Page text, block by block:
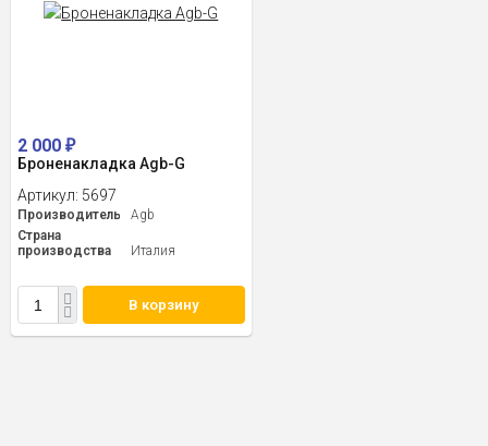
2 000 ₽
Броненакладка Agb-G
Артикул: 5697
Производитель
Agb
Страна
производства
Италия
В корзину